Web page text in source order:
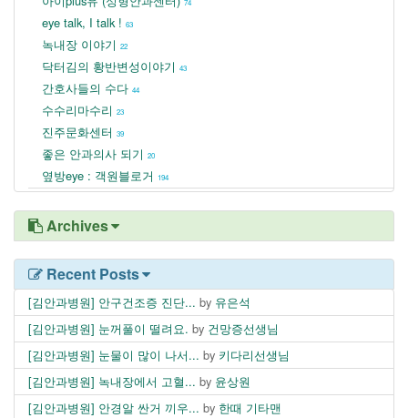
74
eye talk, I talk ! 63
녹내장 이야기 22
닥터김의 황반변성이야기 43
간호사들의 수다 44
수수리마수리 23
진주문화센터 39
좋은 안과의사 되기 20
옆방eye : 객원블로거 194
Archives
Recent Posts
[김안과병원] 안구건조증 진단... by 유은석
[김안과병원] 눈꺼풀이 떨려요. by 건망증선생님
[김안과병원] 눈물이 많이 나서... by 키다리선생님
[김안과병원] 녹내장에서 고혈... by 윤상원
[김안과병원] 안경알 싼거 끼우... by 한때 기타맨